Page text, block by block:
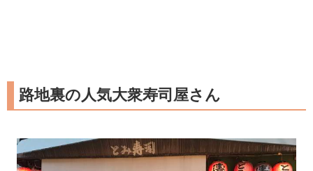
路地裏の人気大衆寿司屋さん